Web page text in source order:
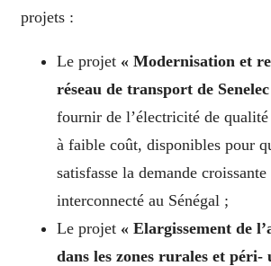
projets :
Le projet « Modernisation et
réseau de transport de
fournir de l’électricité de qualité
à faible coût, disponibles pour
satisfasse la demande
interconnecté au Sénégal ;
Le projet « Elargissement de
dans les zones rurales et péri-